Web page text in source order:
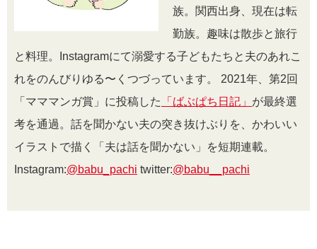
族。関西出身、現在は転
勤族。趣味は散歩と旅行
と料理。Instagramにて溺愛する子どもたちと夫のあれこ
れをのんびりゆる〜くつづっています。 2021年、第2回
「マママンガ賞」に投稿した
「ばぶぱち日記」 が最終選
考を通過。話を聞かない夫の突き抜けぶりを、かわいい
イラストで描く「夫は話を聞かない」を短期連載。
Instagram:@babu_pachi twitter:@babu__pachi